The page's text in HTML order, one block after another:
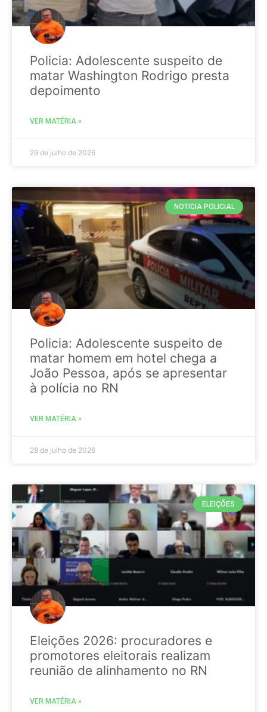
Policia: Adolescente suspeito de
matar Washington Rodrigo presta
depoimento
VER MATÉRIA »
29 de julho de 2026
NOTICIA POLICIAL
Policia: Adolescente suspeito de
matar homem em hotel chega a
João Pessoa, após se apresentar
à polícia no RN
VER MATÉRIA »
28 de julho de 2026
ELEIÇÕES
Eleições 2026: procuradores e
promotores eleitorais realizam
reunião de alinhamento no RN
VER MATÉRIA »